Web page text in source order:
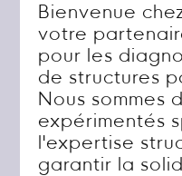
Bienvenue
votre
pour les
de structures
Nous sommes
expérimentés
l'expertise
garantir la